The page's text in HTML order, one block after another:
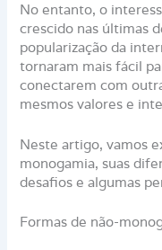
No entanto, o
crescido nas últimas
popularização da
tornaram mais fácil
conectarem com
mesmos valores e
Neste artigo, vamos
monogamia, suas
desafios e algumas
Formas de não-